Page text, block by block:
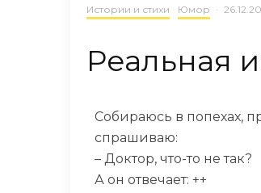
Истории и стихи Юмор ·
Реальная
Собираюсь в попехах,
спрашиваю:
– Доктор, что-то не так?
А он отвечает: ++